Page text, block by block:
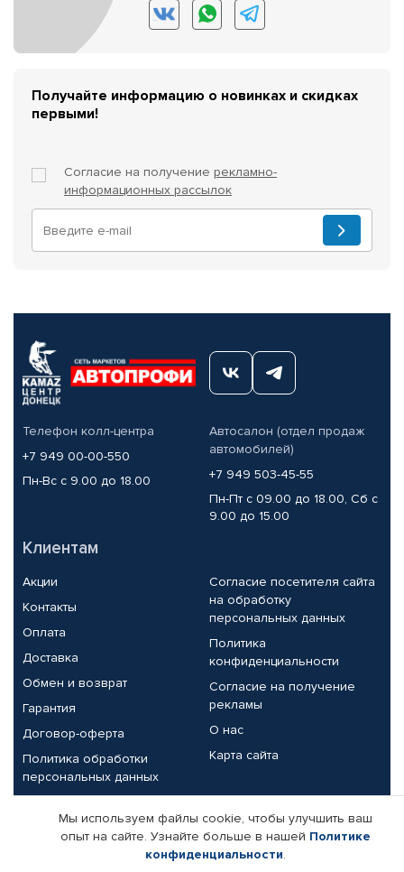
Получайте информацию о новинках и скидках
первыми!
Согласие на получение рекламно-
информационных рассылок
Телефон колл-центра
+7 949 00-00-550
Пн-Вс с 9.00 до 18.00
Автосалон (отдел продаж
автомобилей)
+7 949 503-45-55
Пн-Пт с 09.00 до 18.00, Сб с
9.00 до 15.00
Клиентам
Акции
Контакты
Оплата
Доставка
Обмен и возврат
Гарантия
Договор-оферта
Политика обработки
персональных данных
Согласие посетителя сайта
на обработку
персональных данных
Политика
конфиденциальности
Согласие на получение
рекламы
О нас
Карта сайта
Партнерам
Корпоративным клиентам
Реквизиты компании
Мы используем файлы cookie, чтобы улучшить ваш
опыт на сайте. Узнайте больше в нашей Политике
конфиденциальности.